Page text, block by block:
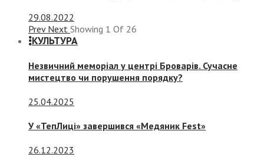
29.08.2022
Prev Next Showing 1 Of 26
КУЛЬТУРА
Незвичний меморіал у центрі Броварів. Сучасне
мистецтво чи порушення порядку?
25.04.2025
У «ТепЛиці» завершився «Медяник Fest»
26.12.2023